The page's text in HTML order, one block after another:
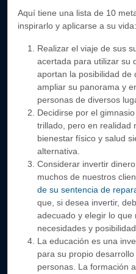
Aquí tiene una lista de 10
inspirarlo y aplicarse a su vida:
Realizar el viaje de sus
acertada para utilizar su
aportan la posibilidad de
ampliar su panorama y
personas de diversos
Decidirse por el
trillado, pero en realidad
bienestar físico y salud
alternativa.
Considerar invertir
muchos de nuestros
de su sentencia de
que, si desea invertir,
adecuado y elegir lo que
necesidades y
La educación es una
para su propio
personas. La formación